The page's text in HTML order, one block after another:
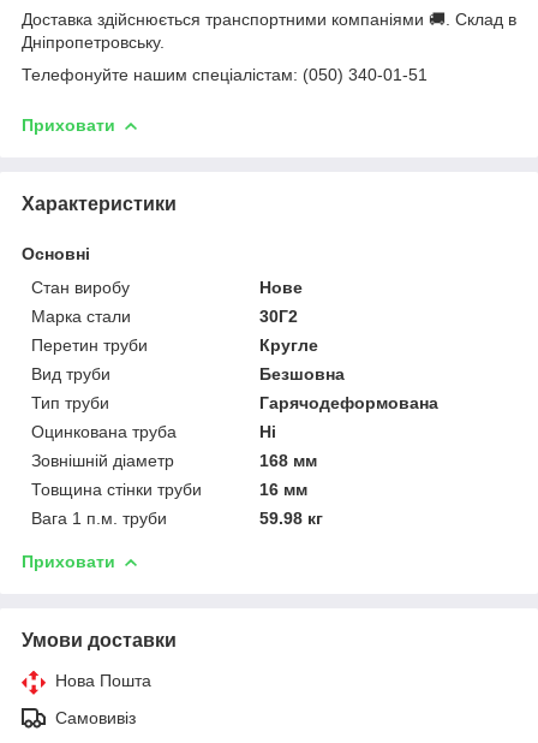
Доставка здійснюється транспортними компаніями 🚚. Склад в
Дніпропетровську.
Телефонуйте нашим спеціалістам: (050) 340-01-51
Приховати
Характеристики
Основні
Стан виробу
Нове
Марка стали
30Г2
Перетин труби
Кругле
Вид труби
Безшовна
Тип труби
Гарячодеформована
Оцинкована труба
Ні
Зовнішній діаметр
168 мм
Товщина стінки труби
16 мм
Вага 1 п.м. труби
59.98 кг
Приховати
Умови доставки
Нова Пошта
Самовивіз